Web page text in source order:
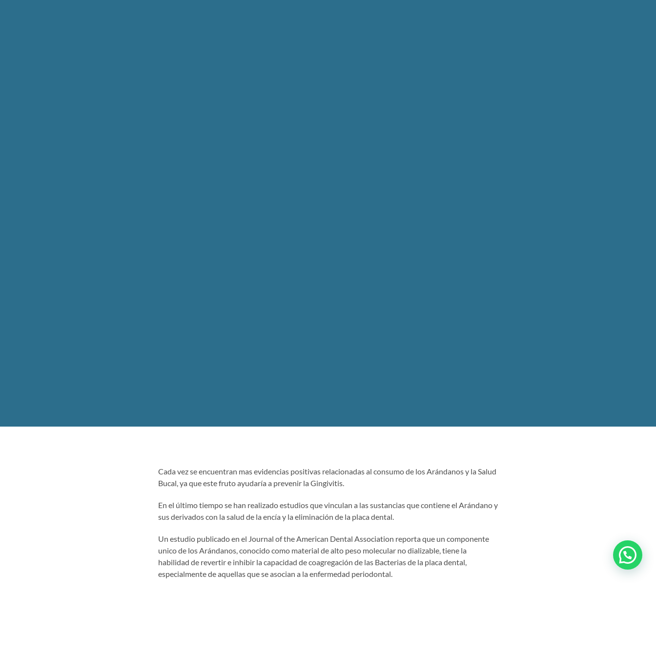
Cada vez se encuentran mas evidencias positivas relacionadas al consumo de los Arándanos y la Salud
Bucal, ya que este fruto ayudaría a prevenir la Gingivitis.
En el último tiempo se han realizado estudios que vinculan a las sustancias que contiene el Arándano y
sus derivados con la salud de la encía y la eliminación de la placa dental.
Un estudio publicado en el Journal of the American Dental Association reporta que un componente
unico de los Arándanos, conocido como material de alto peso molecular no dializable, tiene la
habilidad de revertir e inhibir la capacidad de coagregación de las Bacterias de la placa dental,
especialmente de aquellas que se asocian a la enfermedad periodontal.